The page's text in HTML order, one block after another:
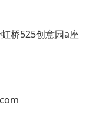
桥525创意园a座